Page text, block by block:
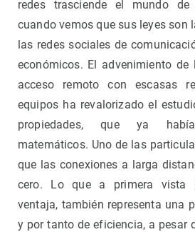
redes trasciende el mundo
cuando vemos que sus leyes son
las redes sociales de
económicos. El advenimiento de
acceso remoto con escasas
equipos ha revalorizado el
propiedades, que ya
matemáticos. Uno de las
que las conexiones a larga
cero. Lo que a primera vista
ventaja, también representa una
y por tanto de eficiencia, a pesar